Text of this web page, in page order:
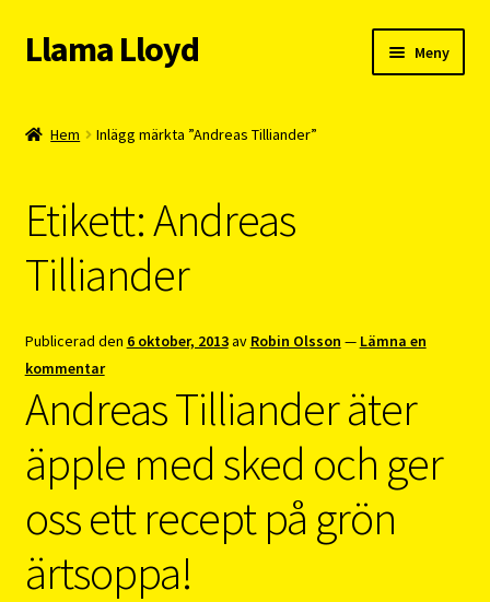
Hoppa
till
Hoppa
till
Llama Lloyd Meny
Cykelpendlarcoach
Vision
Hem Inlägg märkta ”Andreas Tilliander”
Etikett:Andreas
Tilliander
Publicerad den 6 oktober, 2013av Robin Olsson — Lämna en
kommentar
Andreas Tilliander äter
äpple med sked och ger
oss ett recept på grön
ärtsoppa!